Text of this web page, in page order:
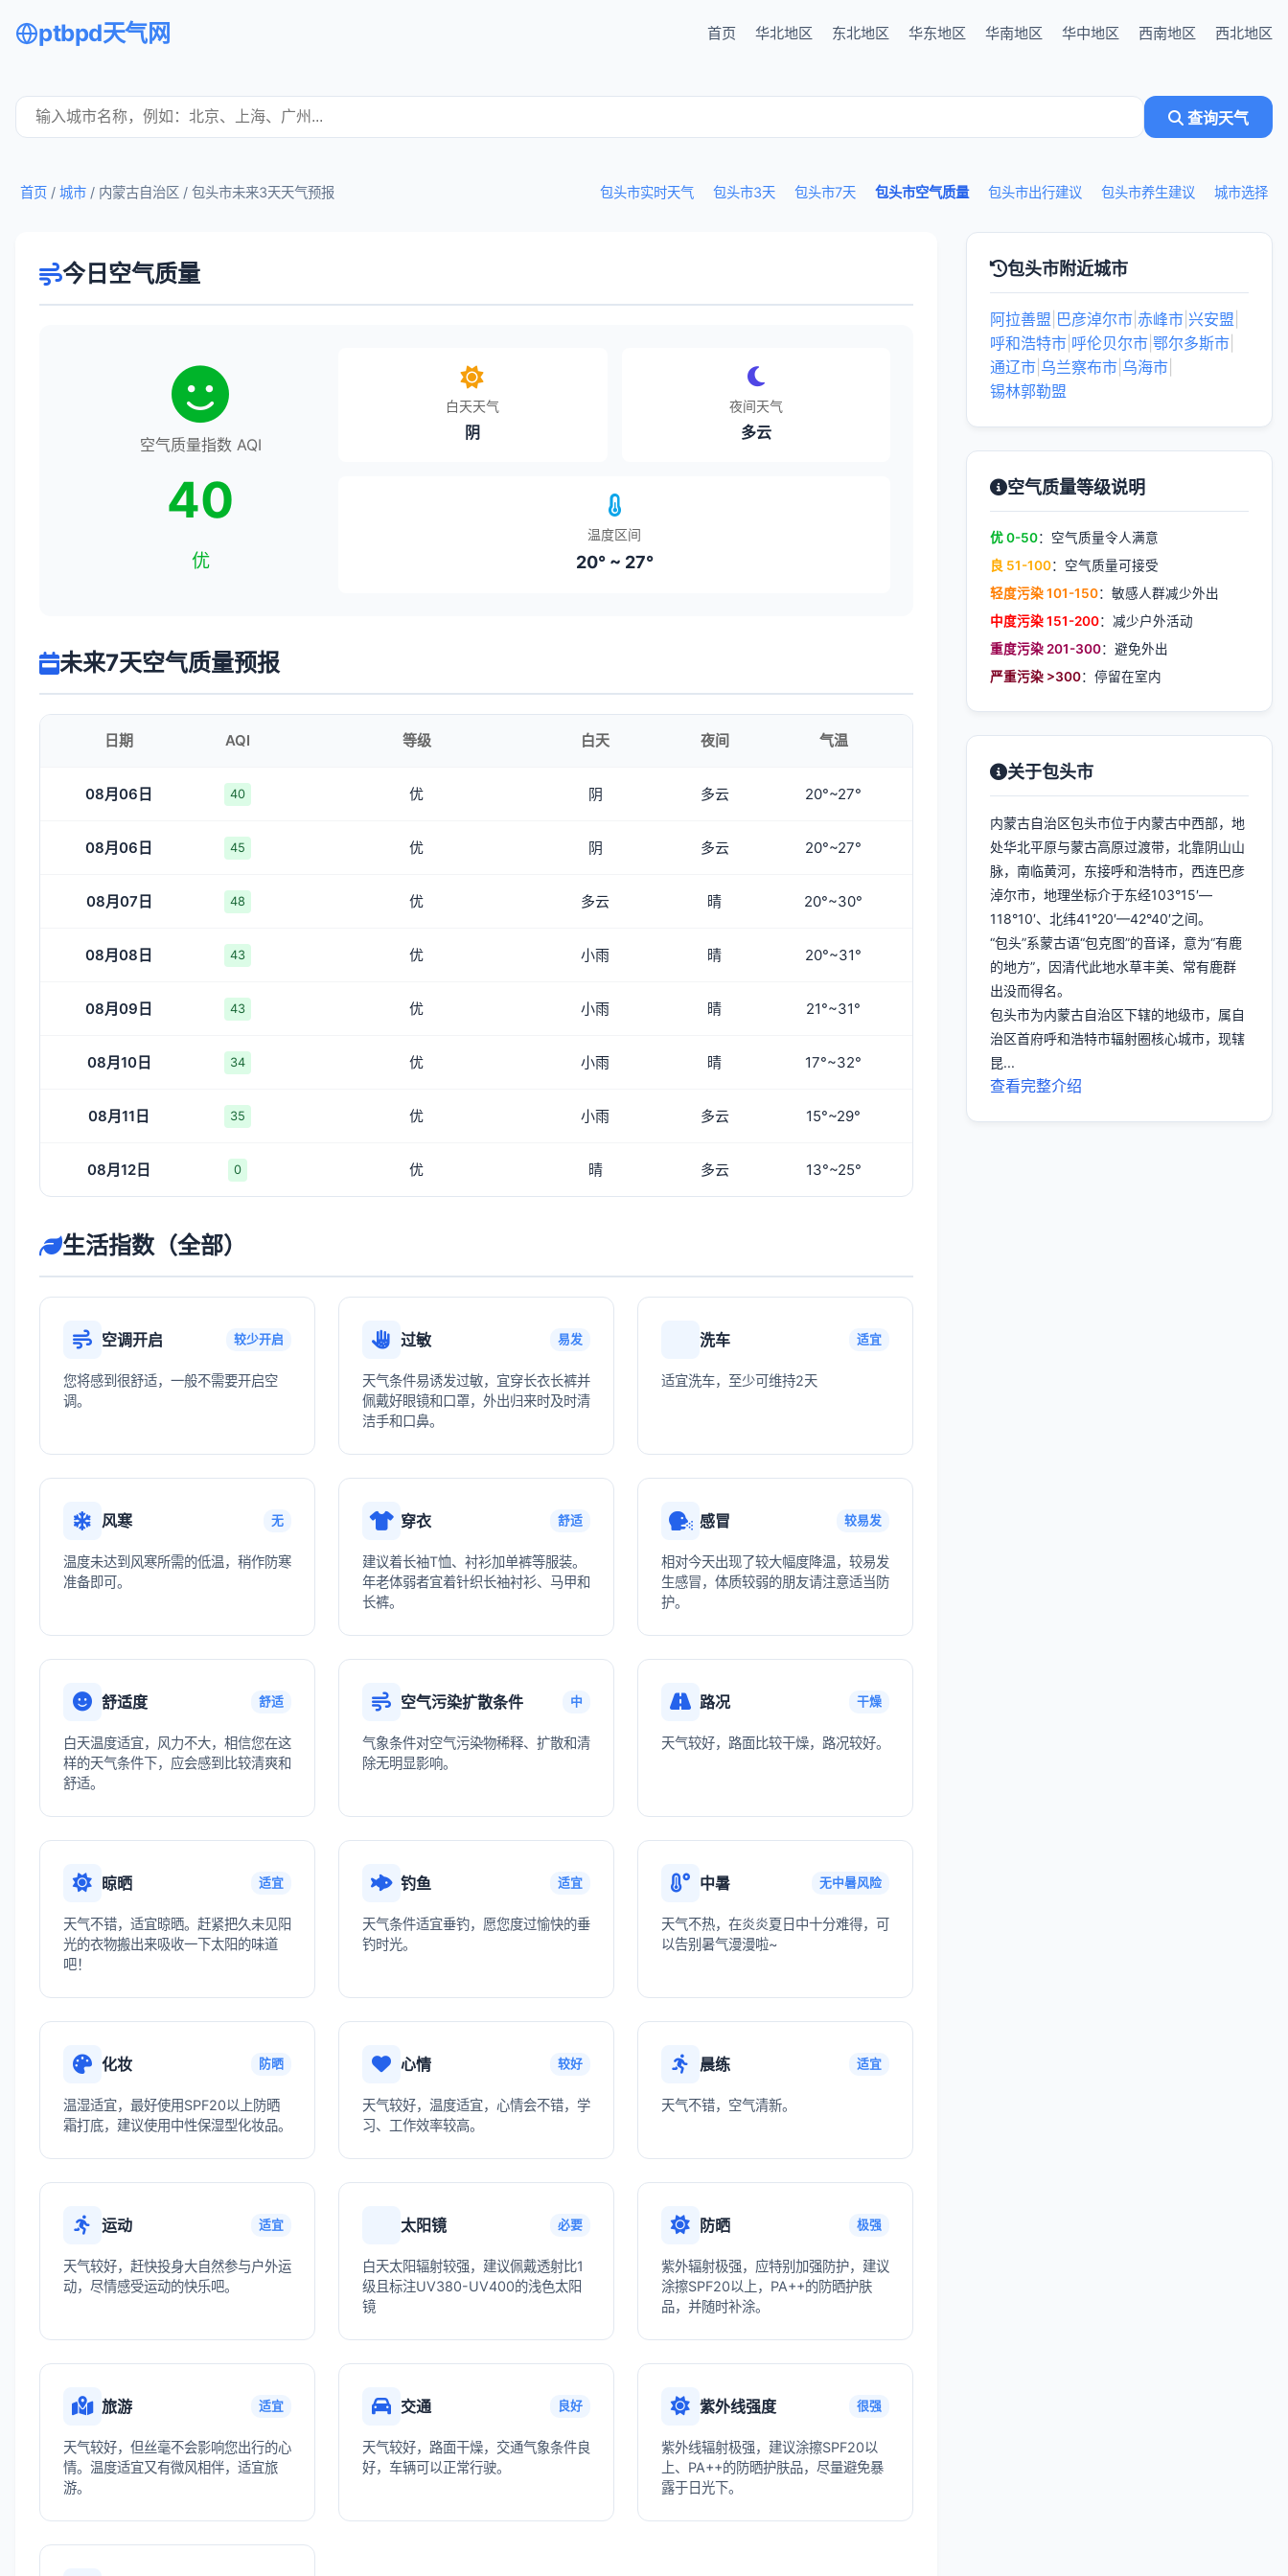
ptbpd天气网 首页 华北地区 东北地区 华东地区 华南地区 华中地区 西南地区 西北地区
查询天气
包头市实时天气 包头市3天 包头市7天 包头市空气质量 包头市出行建议 包头市养生建议 城市选择
首页 / 城市 / 内蒙古自治区 / 包头市未来3天天气预报
今日空气质量
空气质量指数 AQI
40
优
白天天气
阴
夜间天气
多云
温度区间
20° ~ 27°
未来7天空气质量预报
日期 AQI 等级 白天 夜间 气温
08月06日 40 优 阴 多云 20°~27°
08月06日 45 优 阴 多云 20°~27°
08月07日 48 优 多云 晴 20°~30°
08月08日 43 优 小雨 晴 20°~31°
08月09日 43 优 小雨 晴 21°~31°
08月10日 34 优 小雨 晴 17°~32°
08月11日 35 优 小雨 多云 15°~29°
08月12日 0 优 晴 多云 13°~25°
生活指数（全部）
空调开启 较少开启
您将感到很舒适，一般不需要开启空
调。
过敏 易发
天气条件易诱发过敏，宜穿长衣长裤并
佩戴好眼镜和口罩，外出归来时及时清
洁手和口鼻。
洗车 适宜
适宜洗车，至少可维持2天
风寒 无
温度未达到风寒所需的低温，稍作防寒
准备即可。
穿衣 舒适
建议着长袖T恤、衬衫加单裤等服装。
年老体弱者宜着针织长袖衬衫、马甲和
长裤。
感冒 较易发
相对今天出现了较大幅度降温，较易发
生感冒，体质较弱的朋友请注意适当防
护。
舒适度 舒适
白天温度适宜，风力不大，相信您在这
样的天气条件下，应会感到比较清爽和
舒适。
空气污染扩散条件 中
气象条件对空气污染物稀释、扩散和清
除无明显影响。
路况 干燥
天气较好，路面比较干燥，路况较好。
晾晒 适宜
天气不错，适宜晾晒。赶紧把久未见阳
光的衣物搬出来吸收一下太阳的味道
吧！
钓鱼 适宜
天气条件适宜垂钓，愿您度过愉快的垂
钓时光。
中暑 无中暑风险
天气不热，在炎炎夏日中十分难得，可
以告别暑气漫漫啦~
化妆 防晒
温湿适宜，最好使用SPF20以上防晒
霜打底，建议使用中性保湿型化妆品。
心情 较好
天气较好，温度适宜，心情会不错，学
习、工作效率较高。
晨练 适宜
天气不错，空气清新。
运动 适宜
天气较好，赶快投身大自然参与户外运
动，尽情感受运动的快乐吧。
太阳镜 必要
白天太阳辐射较强，建议佩戴透射比1
级且标注UV380-UV400的浅色太阳
镜
防晒 极强
紫外辐射极强，应特别加强防护，建议
涂擦SPF20以上，PA++的防晒护肤
品，并随时补涂。
旅游 适宜
天气较好，但丝毫不会影响您出行的心
情。温度适宜又有微风相伴，适宜旅
游。
交通 良好
天气较好，路面干燥，交通气象条件良
好，车辆可以正常行驶。
紫外线强度 很强
紫外线辐射极强，建议涂擦SPF20以
上、PA++的防晒护肤品，尽量避免暴
露于日光下。
包头市附近城市
阿拉善盟 巴彦淖尔市 赤峰市 兴安盟
呼和浩特市 呼伦贝尔市 鄂尔多斯市
通辽市 乌兰察布市 乌海市
锡林郭勒盟
空气质量等级说明
优 0-50：空气质量令人满意
良 51-100：空气质量可接受
轻度污染 101-150：敏感人群减少外出
中度污染 151-200：减少户外活动
重度污染 201-300：避免外出
严重污染 >300：停留在室内
关于包头市
内蒙古自治区包头市位于内蒙古中西部，地
处华北平原与蒙古高原过渡带，北靠阴山山
脉，南临黄河，东接呼和浩特市，西连巴彦
淖尔市，地理坐标介于东经103°15′—
118°10′、北纬41°20′—42°40′之间。
“包头”系蒙古语“包克图”的音译，意为“有鹿
的地方”，因清代此地水草丰美、常有鹿群
出没而得名。
包头市为内蒙古自治区下辖的地级市，属自
治区首府呼和浩特市辐射圈核心城市，现辖
昆...
查看完整介绍